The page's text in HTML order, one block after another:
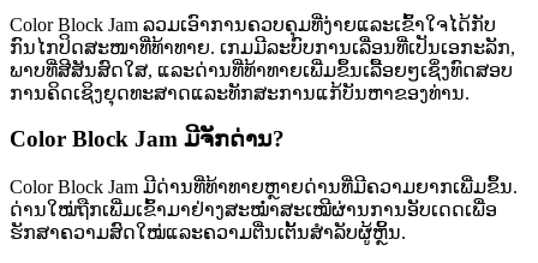
Color Block Jam ລວມເອົາການຄວບຄຸມທີ່ງ່າຍແລະເຂົ້າໃຈໄດ້ກັບ
ກົນໄກປິດສະໜາທີ່ທ້າທາຍ. ເກມມີລະບົບການເລື່ອນທີ່ເປັນເອກະລັກ,
ພາບທີ່ສີສັນສົດໃສ, ແລະດ່ານທີ່ທ້າທາຍເພີ່ມຂຶ້ນເລື້ອຍໆເຊິ່ງທົດສອບ
ການຄິດເຊິງຍຸດທະສາດແລະທັກສະການແກ້ບັນຫາຂອງທ່ານ.
Color Block Jam ມີຈັກດ່ານ?
Color Block Jam ມີດ່ານທີ່ທ້າທາຍຫຼາຍດ່ານທີ່ມີຄວາມຍາກເພີ່ມຂຶ້ນ.
ດ່ານໃໝ່ຖືກເພີ່ມເຂົ້າມາຢ່າງສະໝ່ຳສະເໝີຜ່ານການອັບເດດເພື່ອ
ຮັກສາຄວາມສົດໃໝ່ແລະຄວາມຕື່ນເຕັ້ນສຳລັບຜູ້ຫຼິ້ນ.